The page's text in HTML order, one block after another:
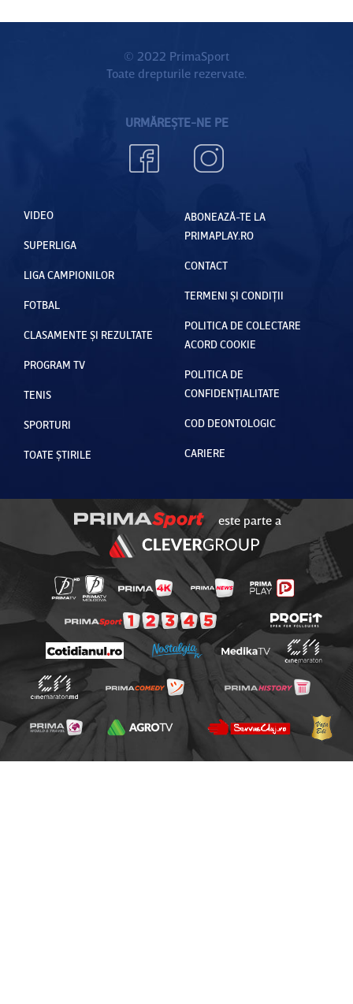
© 2022 PrimaSport
Toate drepturile rezervate.
URMĂREȘTE-NE PE
VIDEO
SUPERLIGA
LIGA CAMPIONILOR
FOTBAL
CLASAMENTE ȘI REZULTATE
PROGRAM TV
TENIS
SPORTURI
TOATE ȘTIRILE
ABONEAZĂ-TE LA
PRIMAPLAY.RO
CONTACT
TERMENI ȘI CONDIȚII
POLITICA DE COLECTARE
ACORD COOKIE
POLITICA DE
CONFIDENȚIALITATE
COD DEONTOLOGIC
CARIERE
este parte a